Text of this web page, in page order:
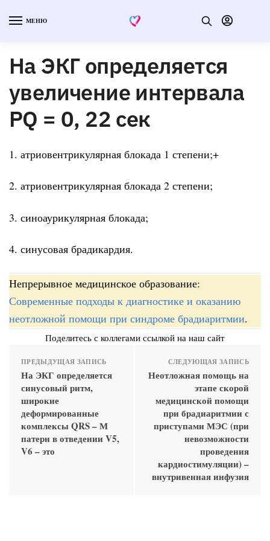
МЕНЮ
На ЭКГ определяется
увеличение интервала
PQ = 0, 22 сек
1. атриовентрикулярная блокада 1 степени;+
2. атриовентрикулярная блокада 2 степени;
3. синоаурикулярная блокада;
4. синусовая брадикардия.
Непрерывное медицинское образование:
Современные подходы к диагностике и оказанию
неотложной помощи при синдроме брадиаритмии.
Поделитесь с коллегами ссылкой на наш сайт
ПРЕДЫДУЩАЯ ЗАПИСЬ
На ЭКГ определяется
синусовый ритм,
широкие
деформированные
комплексы QRS – М
патерн в отведении V5,
V6 – это
СЛЕДУЮЩАЯ ЗАПИСЬ
Неотложная помощь на
этапе скорой
медицинской помощи
при брадиаритмии с
приступами МЭС (при
невозможности
проведения
кардиостимуляции) –
внутривенная инфузия